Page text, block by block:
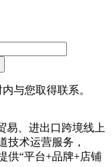
与您取得联系。
易、进出口跨境线上
技术运营服务，
供“平台+品牌+店铺